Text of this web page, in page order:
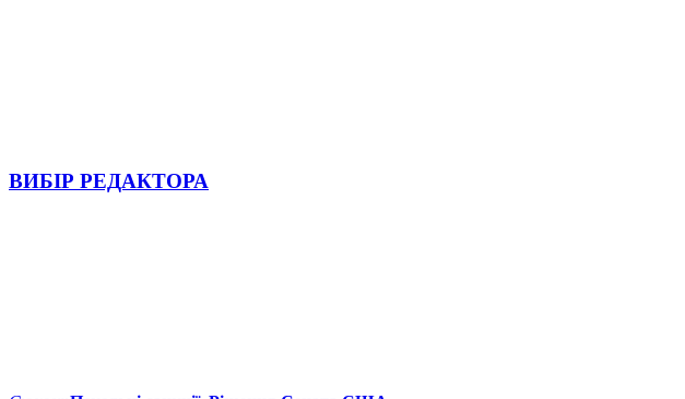
ВИБІР РЕДАКТОРА